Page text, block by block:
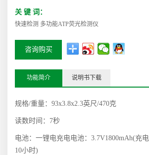
关 键 词：
快速检测 多功能ATP荧光检测仪
咨询购买
功能简介 说明书下载
规格/重量： 93x3.8x2.3英尺/470克
读数时间： 7秒
电池：一锂电充电电池： 3.7V1800mAh(充电
10小时)